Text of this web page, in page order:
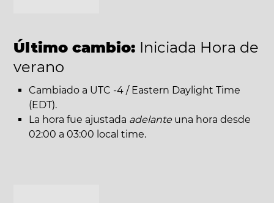
Último cambio: Iniciada Hora de
verano
Cambiado a UTC -4 / Eastern Daylight Time
(EDT).
La hora fue ajustada adelante una hora desde
02:00 a 03:00 local time.